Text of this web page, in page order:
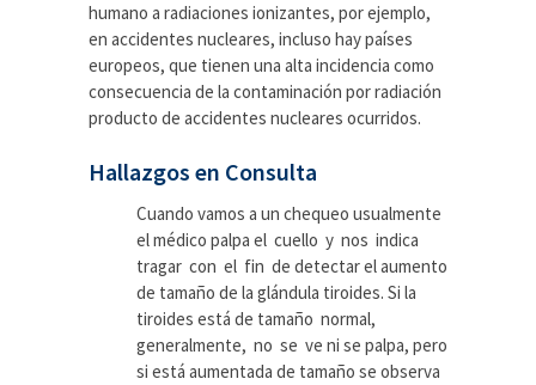
humano a radiaciones ionizantes, por ejemplo,
en accidentes nucleares, incluso hay países
europeos, que tienen una alta incidencia como
consecuencia de la contaminación por radiación
producto de accidentes nucleares ocurridos.
Hallazgos en Consulta
Cuando vamos a un chequeo usualmente
el médico palpa el cuello y nos indica
tragar con el fin de detectar el aumento
de tamaño de la glándula tiroides. Si la
tiroides está de tamaño normal,
generalmente, no se ve ni se palpa, pero
si está aumentada de tamaño se observa